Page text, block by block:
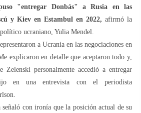
"entregar Donbás" a Rusia en las
y Kiev en Estambul en 2022, afirmó la
ucraniano, Yulia Mendel.
a Ucrania en las negociaciones en
explicaron en detalle que aceptaron todo y,
Zelenski personalmente accedió a entregar
en una entrevista con el periodista
con ironía que la posición actual de su